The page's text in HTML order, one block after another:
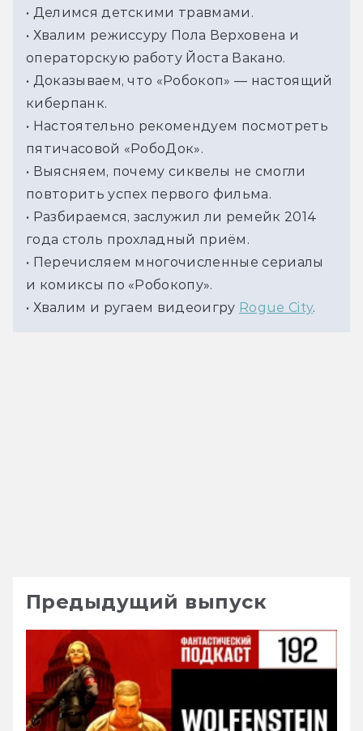
• Делимся детскими травмами.
• Хвалим режиссуру Пола Верховена и
операторскую работу Йоста Вакано.
• Доказываем, что «Робокоп» — настоящий
киберпанк.
• Настоятельно рекомендуем посмотреть
пятичасовой «РобоДок».
• Выясняем, почему сиквелы не смогли
повторить успех первого фильма.
• Разбираемся, заслужил ли ремейк 2014
года столь прохладный приём.
• Перечисляем многочисленные сериалы
и комиксы по «Робокопу».
• Хвалим и ругаем видеоигру Rogue City.
Предыдущий выпуск